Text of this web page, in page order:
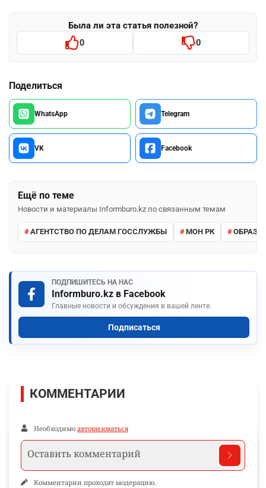
Была ли эта статья полезной?
0 0
Поделиться
WhatsApp Telegram
VK Facebook
Ещё по теме
Новости и материалы Informburo.kz по связанным темам
АГЕНТСТВО ПО ДЕЛАМ ГОССЛУЖБЫ МОН РК
ПОДПИШИТЕСЬ НА НАС
Informburo.kz в Facebook
Главные новости и обсуждения в вашей ленте.
Подписаться
КОММЕНТАРИИ
Необходимо авторизоваться
Комментарии проходят модерацию.